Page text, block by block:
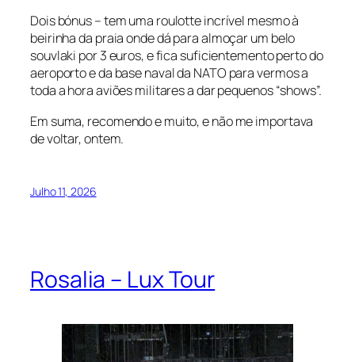
Dois bónus – tem uma roulotte incrível mesmo à
beirinha da praia onde dá para almoçar um belo
souvlaki por 3 euros, e fica suficientemento perto do
aeroporto e da base naval da NATO para vermos a
toda a hora aviões militares a dar pequenos “shows”.
Em suma, recomendo e muito, e não me importava
de voltar, ontem.
Julho 11, 2026
Rosalia – Lux Tour